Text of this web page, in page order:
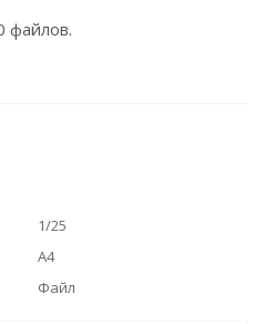
файлов.
1/25
А4
Файл